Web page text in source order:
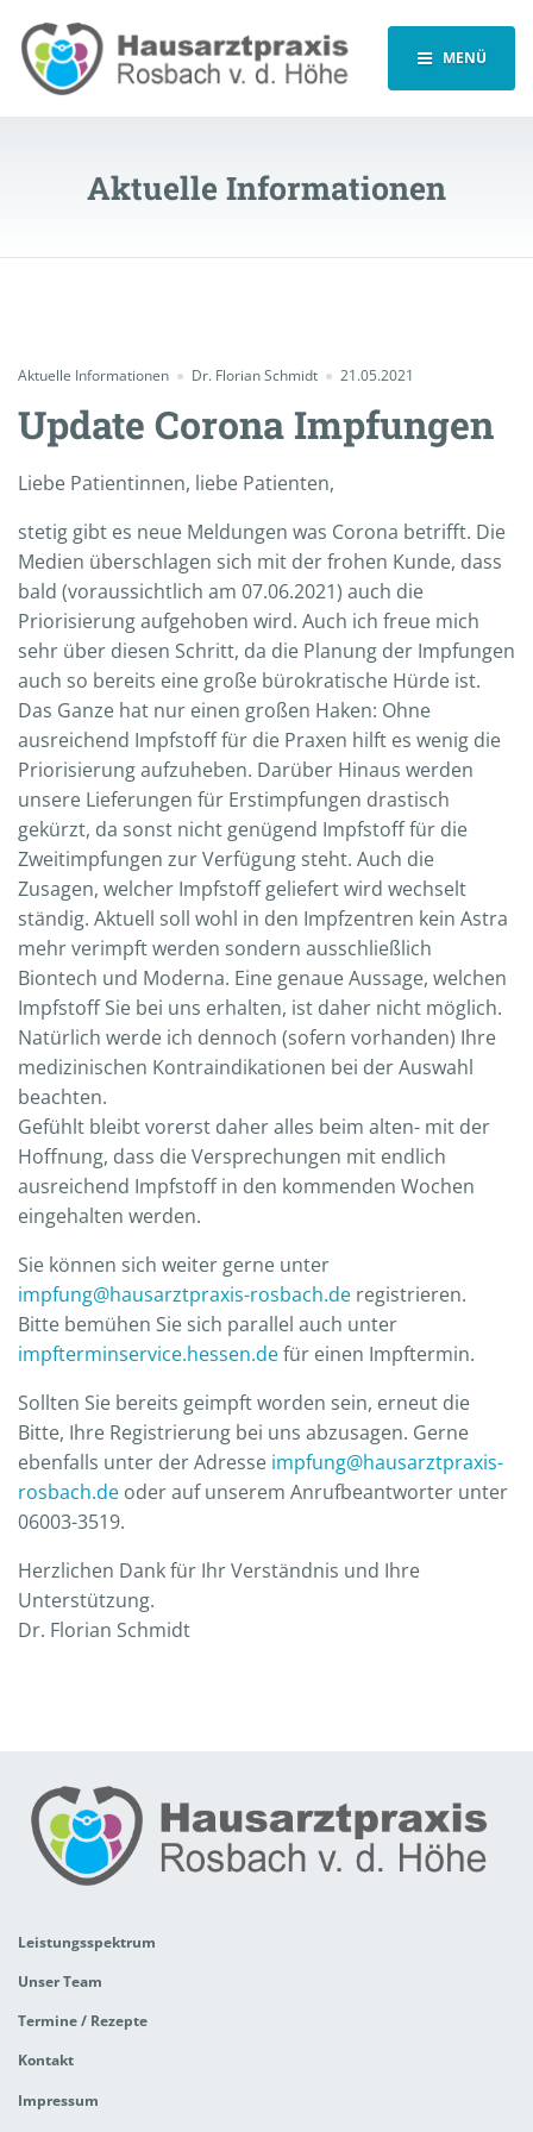
MENÜ
Aktuelle Informationen
Aktuelle Informationen Dr. Florian Schmidt 21.05.2021
Update Corona Impfungen
Liebe Patientinnen, liebe Patienten,
stetig gibt es neue Meldungen was Corona betrifft. Die
Medien überschlagen sich mit der frohen Kunde, dass
bald (voraussichtlich am 07.06.2021) auch die
Priorisierung aufgehoben wird. Auch ich freue mich
sehr über diesen Schritt, da die Planung der Impfungen
auch so bereits eine große bürokratische Hürde ist.
Das Ganze hat nur einen großen Haken: Ohne
ausreichend Impfstoff für die Praxen hilft es wenig die
Priorisierung aufzuheben. Darüber Hinaus werden
unsere Lieferungen für Erstimpfungen drastisch
gekürzt, da sonst nicht genügend Impfstoff für die
Zweitimpfungen zur Verfügung steht. Auch die
Zusagen, welcher Impfstoff geliefert wird wechselt
ständig. Aktuell soll wohl in den Impfzentren kein Astra
mehr verimpft werden sondern ausschließlich
Biontech und Moderna. Eine genaue Aussage, welchen
Impfstoff Sie bei uns erhalten, ist daher nicht möglich.
Natürlich werde ich dennoch (sofern vorhanden) Ihre
medizinischen Kontraindikationen bei der Auswahl
beachten.
Gefühlt bleibt vorerst daher alles beim alten- mit der
Hoffnung, dass die Versprechungen mit endlich
ausreichend Impfstoff in den kommenden Wochen
eingehalten werden.
Sie können sich weiter gerne unter
impfung@hausarztpraxis-rosbach.de registrieren.
Bitte bemühen Sie sich parallel auch unter
impfterminservice.hessen.defür einen Impftermin.
Sollten Sie bereits geimpft worden sein, erneut die
Bitte, Ihre Registrierung bei uns abzusagen. Gerne
ebenfalls unter der Adresse impfung@hausarztpraxis-
rosbach.de oder auf unserem Anrufbeantworter unter
06003-3519.
Herzlichen Dank für Ihr Verständnis und Ihre
Unterstützung.
Dr. Florian Schmidt
Leistungsspektrum
Unser Team
Termine / Rezepte
Kontakt
Impressum